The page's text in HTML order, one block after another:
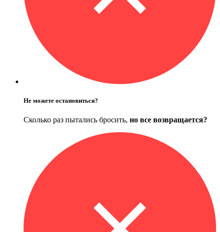
Не можете остановиться?
Сколько раз пытались бросить, но все возвращается?